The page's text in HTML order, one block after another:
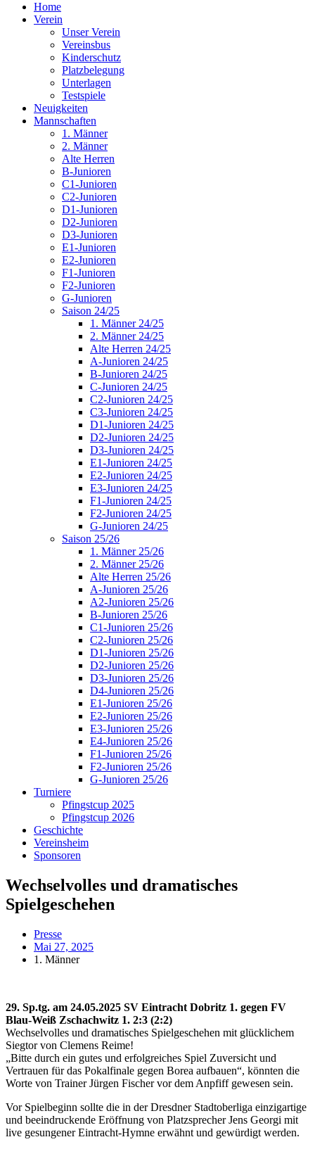
Home
Verein
Unser Verein
Vereinsbus
Kinderschutz
Platzbelegung
Unterlagen
Testspiele
Neuigkeiten
Mannschaften
1. Männer
2. Männer
Alte Herren
B-Junioren
C1-Junioren
C2-Junioren
D1-Junioren
D2-Junioren
D3-Junioren
E1-Junioren
E2-Junioren
F1-Junioren
F2-Junioren
G-Junioren
Saison 24/25
1. Männer 24/25
2. Männer 24/25
Alte Herren 24/25
A-Junioren 24/25
B-Junioren 24/25
C-Junioren 24/25
C2-Junioren 24/25
C3-Junioren 24/25
D1-Junioren 24/25
D2-Junioren 24/25
D3-Junioren 24/25
E1-Junioren 24/25
E2-Junioren 24/25
E3-Junioren 24/25
F1-Junioren 24/25
F2-Junioren 24/25
G-Junioren 24/25
Saison 25/26
1. Männer 25/26
2. Männer 25/26
Alte Herren 25/26
A-Junioren 25/26
A2-Junioren 25/26
B-Junioren 25/26
C1-Junioren 25/26
C2-Junioren 25/26
D1-Junioren 25/26
D2-Junioren 25/26
D3-Junioren 25/26
D4-Junioren 25/26
E1-Junioren 25/26
E2-Junioren 25/26
E3-Junioren 25/26
E4-Junioren 25/26
F1-Junioren 25/26
F2-Junioren 25/26
G-Junioren 25/26
Turniere
Pfingstcup 2025
Pfingstcup 2026
Geschichte
Vereinsheim
Sponsoren
Wechselvolles und dramatisches
Spielgeschehen
Presse
Mai 27, 2025
1. Männer
29. Sp.tg. am 24.05.2025 SV Eintracht Dobritz 1. gegen FV
Blau-Weiß Zschachwitz 1. 2:3 (2:2)
Wechselvolles und dramatisches Spielgeschehen mit glücklichem
Siegtor von Clemens Reime!
„Bitte durch ein gutes und erfolgreiches Spiel Zuversicht und
Vertrauen für das Pokalfinale gegen Borea aufbauen“, könnten die
Worte von Trainer Jürgen Fischer vor dem Anpfiff gewesen sein.
Vor Spielbeginn sollte die in der Dresdner Stadtoberliga einzigartige
und beeindruckende Eröffnung von Platzsprecher Jens Georgi mit
live gesungener Eintracht-Hymne erwähnt und gewürdigt werden.